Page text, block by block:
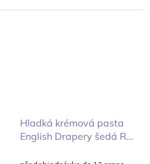
Hladká krémová pasta
English Drapery šedá Re-